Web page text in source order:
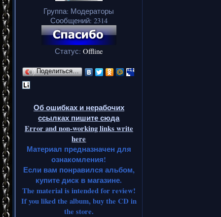
Группа: Модераторы
Сообщений: 2314
Статус: Offline
Поделиться…
Об ошибках и нерабочих
ссылках пишите сюда
Error and non-working links write
here
Материал предназначен для
ознакомления!
Если вам понравился альбом,
купите диск в магазине.
The material is intended for review!
If you liked the album, buy the CD in
the store.